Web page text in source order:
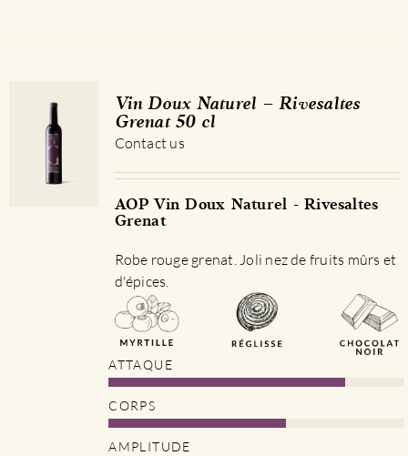
Vin Doux Naturel – Rivesaltes
Grenat 50 cl
Contact us
AOP Vin Doux Naturel - Rivesaltes
Grenat
Robe rouge grenat. Joli nez de fruits mûrs et
d'épices.
ATTAQUE
CORPS
AMPLITUDE